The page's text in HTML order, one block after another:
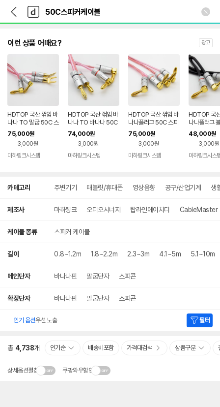
다
나
와
가
다
와
인
이런 상품 어때요? 광고
HDTOP 국산 꺾임 바
나나 TO 말굽 50C 스
피커케이블 50M HT-
TP106
75,000원
3,000원
마하링크시스템
HDTOP 국산 꺾임 바
나나 TO 바나나 50C
스피커케이블 50M H
T-TP059
74,000원
3,000원
마하링크시스템
HDTOP 국산 꺾임 바
나나플러그 50C 스피
커케이블 50M HT-T
P013
75,000원
3,000원
마하링크시스템
HDTOP 국
나나플러그
스피커케이
T-TP043
48,000원
3,000원
마하링크시스
카테고리 주변기기 태블릿/휴대폰 영상음향 공구/산업기계 생
제조사 마하링크 오디오시너지 탑라인에이치디 CableMaster
케이블 종류 스피커 케이블
길이 0.8~1.2m 1.8~2.2m 2.3~3m 4.1~5m 5.1~10m
메인단자 바나나핀 말굽단자 스피콘
확장단자 바나나핀 말굽단자 스피콘
인기 옵션우선 노출 필터
총 4,738개 인기순 배송비포함 가격대검색 상품구분
상세옵션펼침 쿠팡와우할인